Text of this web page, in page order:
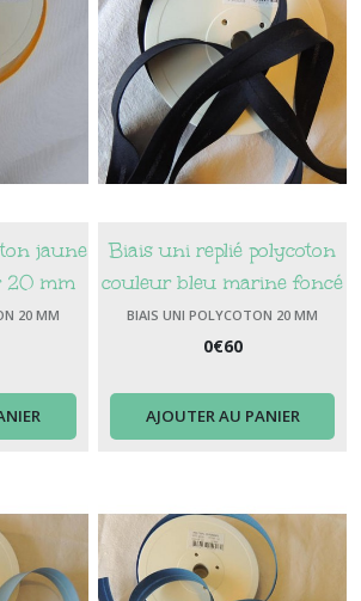
jaune
20 mm
20 MM
Biais uni replié polycoton
couleur bleu marine foncé
(37) largeur 20 mm
BIAIS UNI POLYCOTON 20 MM
0€60
AJOUTER AU PANIER